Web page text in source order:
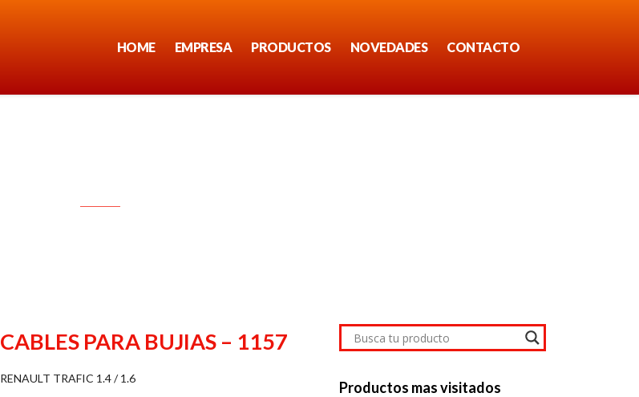
HOME EMPRESA PRODUCTOS NOVEDADES CONTACTO
CABLES PARA BUJIAS – 1157
RENAULT TRAFIC 1.4 / 1.6
Productos mas visitados